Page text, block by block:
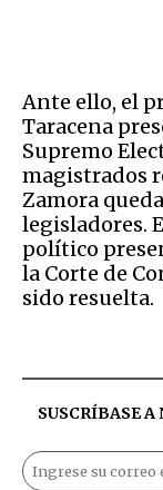
Ante ello, el
Taracena
Supremo
magistrados
Zamora
legisladores.
político
la Corte de
sido resuelta.
SUSCRÍBASE A